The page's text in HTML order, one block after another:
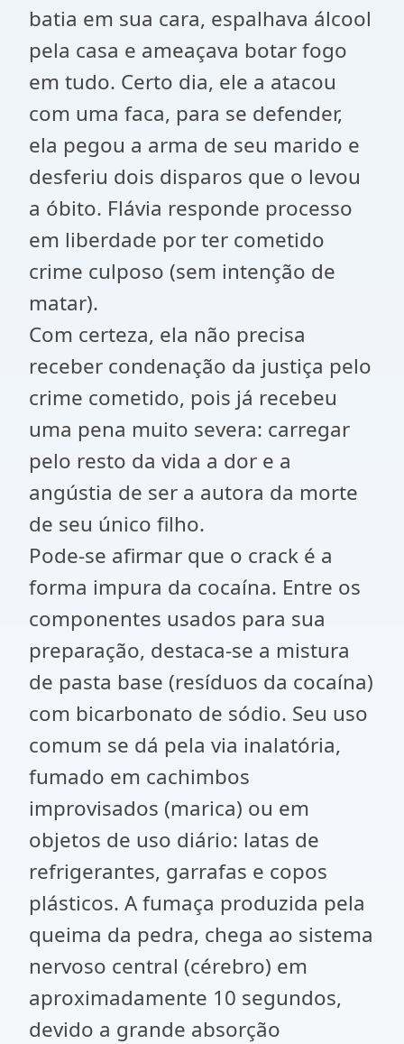
batia em sua cara, espalhava álcool
pela casa e ameaçava botar fogo
em tudo. Certo dia, ele a atacou
com uma faca, para se defender,
ela pegou a arma de seu marido e
desferiu dois disparos que o levou
a óbito. Flávia responde processo
em liberdade por ter cometido
crime culposo (sem intenção de
matar).
Com certeza, ela não precisa
receber condenação da justiça pelo
crime cometido, pois já recebeu
uma pena muito severa: carregar
pelo resto da vida a dor e a
angústia de ser a autora da morte
de seu único filho.
Pode-se afirmar que o crack é a
forma impura da cocaína. Entre os
componentes usados para sua
preparação, destaca-se a mistura
de pasta base (resíduos da cocaína)
com bicarbonato de sódio. Seu uso
comum se dá pela via inalatória,
fumado em cachimbos
improvisados (marica) ou em
objetos de uso diário: latas de
refrigerantes, garrafas e copos
plásticos. A fumaça produzida pela
queima da pedra, chega ao sistema
nervoso central (cérebro) em
aproximadamente 10 segundos,
devido a grande absorção